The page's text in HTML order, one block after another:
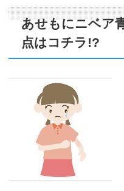
あせもにニベア
点はコチラ!?